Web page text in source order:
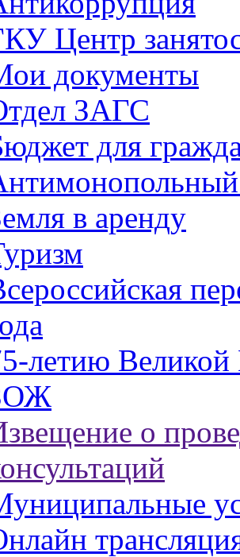
Центр
документы
ЗАГС
для
в аренду
летию
о